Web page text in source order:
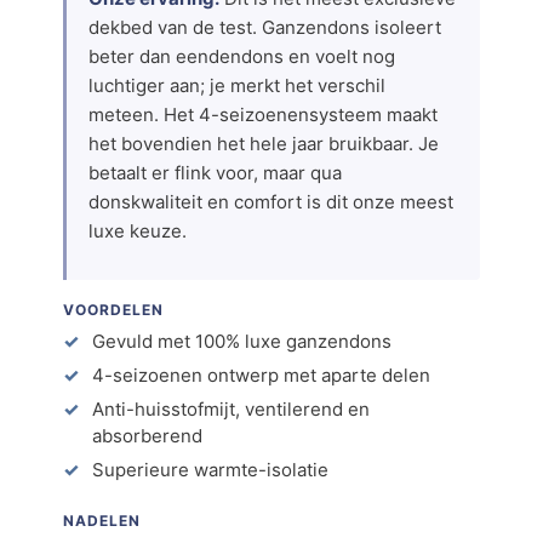
dekbed van de test. Ganzendons isoleert
beter dan eendendons en voelt nog
luchtiger aan; je merkt het verschil
meteen. Het 4-seizoenensysteem maakt
het bovendien het hele jaar bruikbaar. Je
betaalt er flink voor, maar qua
donskwaliteit en comfort is dit onze meest
luxe keuze.
VOORDELEN
Gevuld met 100% luxe ganzendons
4-seizoenen ontwerp met aparte delen
Anti-huisstofmijt, ventilerend en
absorberend
Superieure warmte-isolatie
NADELEN